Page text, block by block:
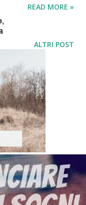
accompagna lungo
i suoi messaggi.
più potenti e forti
di facoltà
e aiutarci e
su ciascuno di
Che
giorno dopo
vita. Una
gioia e serenità a
READ MORE »
ALTRI POST